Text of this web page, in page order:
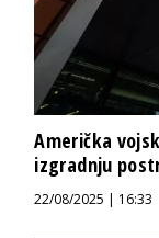
Američka
izgradnju
22/08/2025 | 16:33